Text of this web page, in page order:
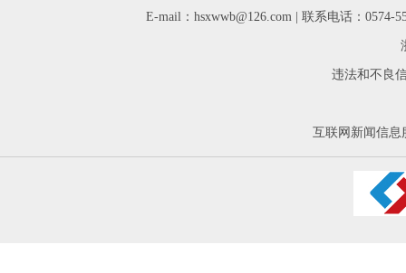
E-mail：hsxwwb@126.com | 联系电话：
违法和不良
互联网新闻信息